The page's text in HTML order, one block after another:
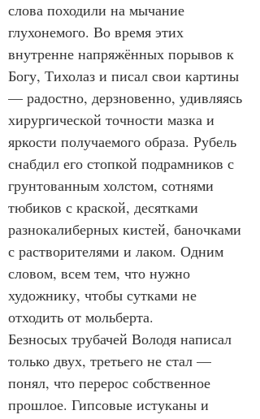
слова походили на мычание
глухонемого. Во время этих
внутренне напряжённых порывов к
Богу, Тихолаз и писал свои картины
— радостно, дерзновенно, удивляясь
хирургической точности мазка и
яркости получаемого образа. Рубель
снабдил его стопкой подрамников с
грунтованным холстом, сотнями
тюбиков с краской, десятками
разнокалиберных кистей, баночками
с растворителями и лаком. Одним
словом, всем тем, что нужно
художнику, чтобы сутками не
отходить от мольберта.
Безносых трубачей Володя написал
только двух, третьего не стал —
понял, что перерос собственное
прошлое. Гипсовые истуканы и